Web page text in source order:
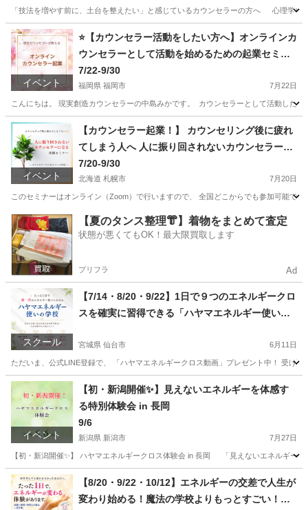
「技法を増やす前に、土台を整えたい」と感じているカウンセラーの方へ 心理学や
北海道 札幌市 セミナー ヒーリング
イベント
⭐️【カウンセラー活動をしたい方へ】オンラインカ
ウンセラーとして活動を始めるための起業セミナ
ー
7/22-9/30
福岡県 福岡市 7月22日
こんにちは。 現実創造カウンセラーの中島みかです。 ⁡ カウンセラーとして活動し
福岡 福岡市 セミナー 心理
イベント
【カウンセラー起業！】 カウンセリング後に疲れ
てしまう人へ 人に振り回されないカウンセラーに
なる体験セミナー
7/20-9/30
北海道 札幌市 7月20日
このセミナーはオンライン（Zoom）で行いますので、 全国どこからでも参加可能で
北海道 札幌市 セミナー エネルギー
【夏のタンス整理👘】着物をまとめて査定
状態が悪くてもOK！最大限買取します
プリフラ Ad
スクール
【7/14・8/20・9/22】1日で９つのエネルギークロ
スを確実に習得できる「ハヤマエネルギー使いの
宮城県 仙台市 6月11日
ただいま、公式LINE登録で、 「ハヤマエネルギークロス動画」プレゼント中！ 受け
宮城 仙台市 その他
イベント
【初・新潟開催✨】見えないエネルギーを体感す
る特別体験会 in 長岡
9/6
新潟県 新潟市 7月27日
【初・新潟開催✨】 ハヤマエネルギークロス体験会 in 長岡 「見えないエネルギー
新潟 新潟市 エネルギー
【8/20・9/22・10/12】エネルギーの交差で人生が
変わり始める！魔法の学校よりもっとすごい！